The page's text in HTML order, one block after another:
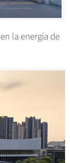
la energía de